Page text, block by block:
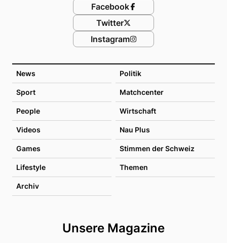
News Politik
Sport Matchcenter
People Wirtschaft
Videos Nau Plus
Games Stimmen der Schweiz
Lifestyle Themen
Archiv
Unsere Magazine
Facebook
Twitter
Instagram